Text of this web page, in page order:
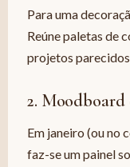
Para uma
Reúne paletas de
projetos
2. Moodboard
Em janeiro (ou no
faz-se um painel